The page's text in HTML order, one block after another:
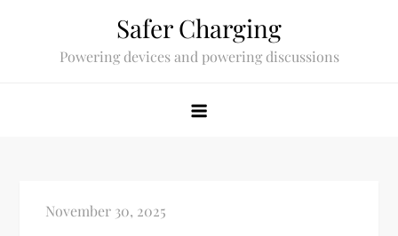
Safer Charging
Powering devices and powering discussions